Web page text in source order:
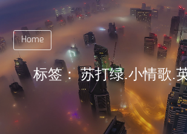
Home
标签：苏打绿.小情歌.